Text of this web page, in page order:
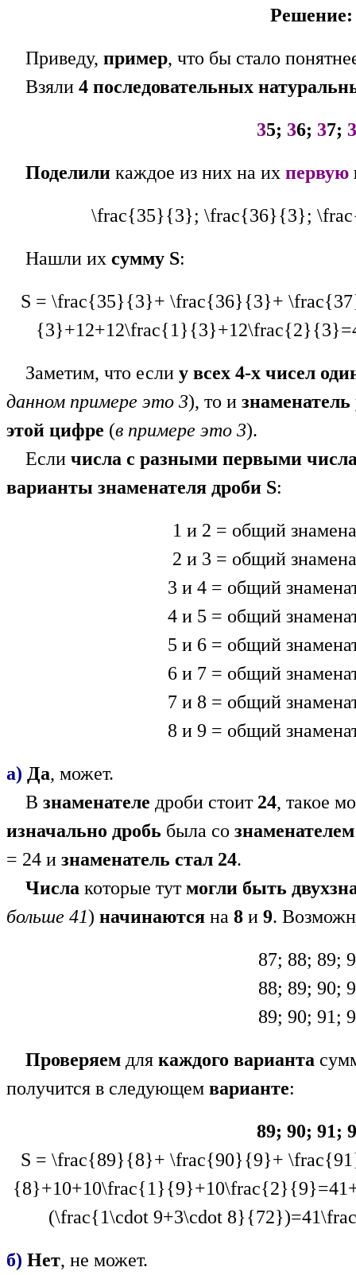
Решение:
Приведу, пример, что бы стало
Взяли 4 последовательных
35; 36; 37; 3
Поделили каждое из них на их первую
\frac{35}{3}; \frac{36}{3};
Нашли их сумму S:
S = \frac{35}{3}+ \frac{36}{3}+
Заметим, что если у всех 4-х чисел
данном примере это 3), то и знаменатель
этой цифре (в примере это 3).
Если числа с разными первыми
варианты знаменателя дроби S:
1 и 2 = общий
2 и 3 = общий
3 и 4 = общий
4 и 5 = общий
5 и 6 = общий
6 и 7 = общий
7 и 8 = общий
8 и 9 = общий
а) Да, может.
В знаменателе дроби стоит 24, такое
изначально дробь была со
= 24 и знаменатель стал 24.
Числа которые тутмогли быть
больше 41) начинаются на 8 и 9.
87; 88; 89;
88; 89; 90;
89; 90; 91;
Проверяем для каждого варианта
получится в следующем варианте:
89; 90; 91;
S = \frac{89}{8}+ \frac{90}{9}+
(\frac{1\cdot 9+3\cdot
б) Нет, не может.